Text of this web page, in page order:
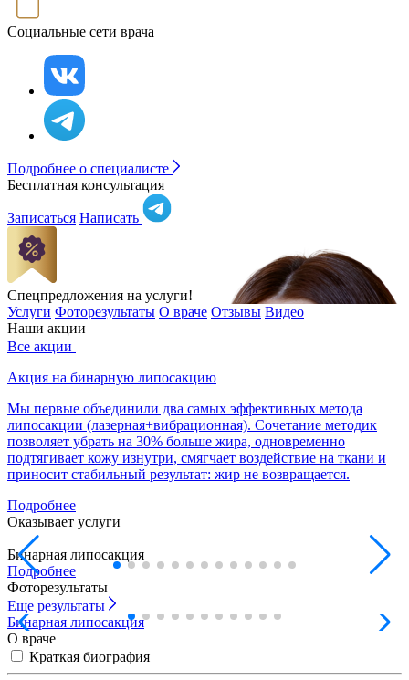
Социальные сети врача
Подробнее о специалисте
Бесплатная консультация
Записаться Написать
Cпецпредложения на услуги!
Услуги Фоторезультаты О враче Отзывы Видео
Наши акции
Все акции
Акция на бинарную липосакцию
Мы первые объединили два самых эффективных метода
липосакции (лазерная+вибрационная). Сочетание методик
позволяет убрать на 30% больше жира, одновременно
подтягивает кожу изнутри, смягчает воздействие на ткани и
приносит стабильный результат: жир не возвращается.
Подробнее
Оказывает услуги
Бинарная липосакция
Подробнее
Фоторезультаты
Еще результаты
Бинарная липосакция
О враче
Краткая биография